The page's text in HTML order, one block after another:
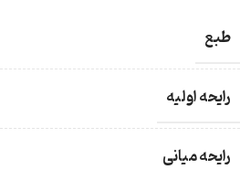
طبع
رایحه اولیه
رایحه میانی